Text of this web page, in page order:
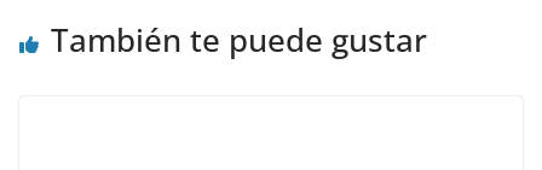
También te puede gustar